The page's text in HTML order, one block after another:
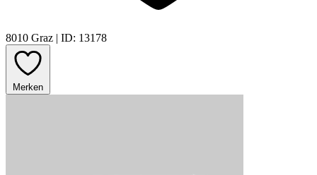
8010 Graz | ID: 13178
Merken